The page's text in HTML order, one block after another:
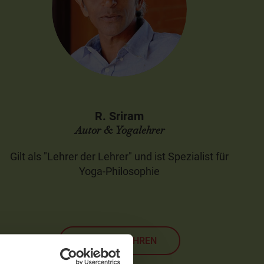
R. Sriram
Autor & Yogalehrer
Gilt als "Lehrer der Lehrer" und ist Spezialist für
Yoga-Philosophie
MEHR ERFAHREN